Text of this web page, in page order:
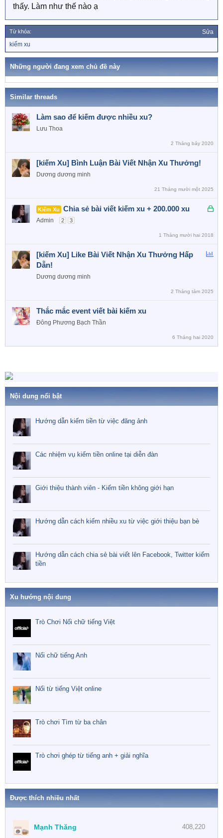
thấy. Làm như thế nào ạ
Từ khóa: Sửa
ừ
k
kiếm xu
Những người đang xem chủ đề này
Similar threads
Làm sao để kiếm được nhiều xu?
Lưu Thoa
2 Tháng bảy 2020
[kiếm Xu] Bình Luận Bài Viết Nhận Xu Thưởng!
Dương dương minh
21 Tháng mười một 2025
Đ
Kiếm Xu Chia sẻ bài viết kiếm xu + 200.000 xu
Admin 2 3
1 Tháng mười hai 2018
B
[kiếm Xu] Like Bài Viết Nhận Xu Thưởng Hấp
Dẫn!
Dương dương minh
2 Tháng tám 2025
Thắc mắc event viết bài kiếm xu
Đông Phương Bạch Thần
6 Tháng hai 2020
Nội dung nổi bật
Hướng dẫn kiếm tiền từ việc đăng ảnh
Các nhiệm vụ kiếm tiền online tại diễn đàn
Giới thiệu thành viên - Kiếm tiền không giới hạn
Hướng dẫn cách kiếm nhiều xu từ việc giới thiệu bạn bè
Hướng dẫn cách chia sẻ bài viết lên Facebook, Twitter kiếm
tiền
Xu hướng nội dung
Trò Chơi Nối chữ tiếng Việt
Nối chữ tiếng Anh
Nối từ tiếng Việt online
Trò chơi Tìm từ ba chân
Trò chơi ghép từ tiếng anh + giải nghĩa
Được thích nhiều nhất
408,220
Mạnh Thăng